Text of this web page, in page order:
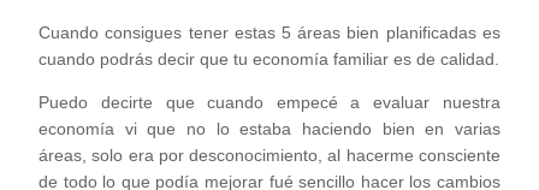
Cuando consigues tener estas 5 áreas bien planificadas es
cuando podrás decir que tu economía familiar es de calidad.
Puedo decirte que cuando empecé a evaluar nuestra
economía vi que no lo estaba haciendo bien en varias
áreas, solo era por desconocimiento, al hacerme consciente
de todo lo que podía mejorar fué sencillo hacer los cambios